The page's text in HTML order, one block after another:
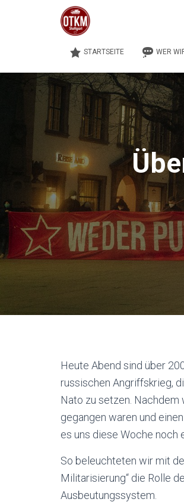
STARTSEITE WER
Heute Abend sind über
russischen Angriffskrieg,
Nato zu setzen.
gegangen waren und
es uns diese Woche noch
So beleuchteten wir mit
Militarisierung“ die Rolle
Ausbeutungssystem.